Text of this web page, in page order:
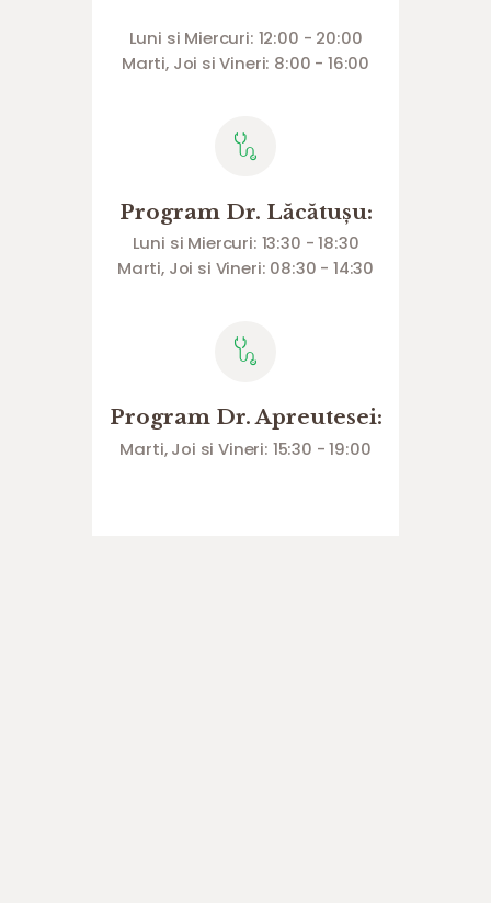
Luni si Miercuri: 12:00 - 20:00
Marti, Joi si Vineri: 8:00 - 16:00
Program Dr. Lăcătușu:
Luni si Miercuri: 13:30 - 18:30
Marti, Joi si Vineri: 08:30 - 14:30
Program Dr. Apreutesei:
Marti, Joi si Vineri: 15:30 - 19:00